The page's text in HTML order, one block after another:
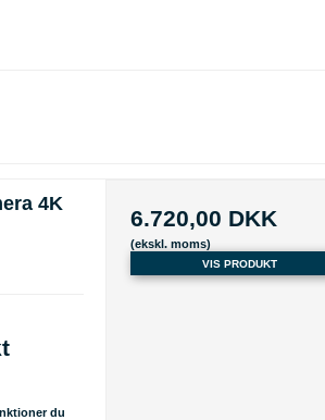
4K
du
6.720,00 DKK
(ekskl. moms)
VIS PRODUKT